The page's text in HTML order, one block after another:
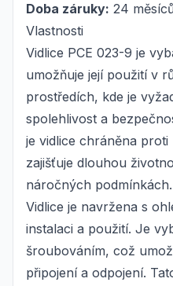
Doba záruky: 24
Vlastnosti
Vidlice PCE 023-9 je
umožňuje její použití v
prostředích, kde je
spolehlivost a
je vidlice chráněna
zajišťuje dlouhou
náročných podmínkách.
Vidlice je navržena s
instalaci a použití. Je
šroubováním, což
připojení a odpojení.